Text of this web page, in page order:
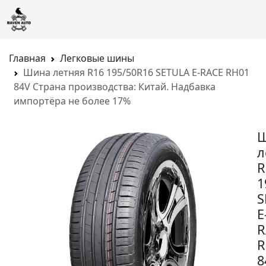
Главная
Легковые шины
Шина летняя R16 195/50R16 SETULA E-RACE RH01
84V Страна производства: Китай. Надбавка
импортёра не более 17%